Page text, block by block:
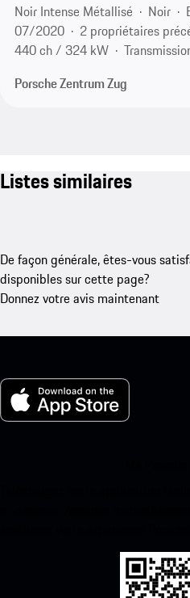
Noir Intense Métallisé
Noir
07/2020
2 propriétaires
440 ch / 324 kW
Porsche Zentrum Zug
Listes similaires
De façon générale, êtes-vous
disponibles sur cette page?
Donnez votre avis maintenant